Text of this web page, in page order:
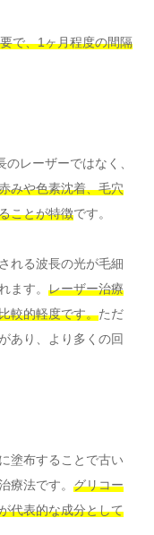
で、1ヶ月程度の間隔
レーザーではなく、
みや色素沈着、毛穴
ことが特徴です。
れる波長の光が毛細
ます。 レーザー治療
較的軽度です。ただ
あり、より多くの回
塗布することで古い
療法です。 グリコー
代表的な成分として